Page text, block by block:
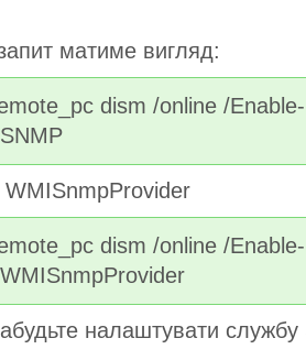
матиме вигляд:
dism /online /
WMISnmpProvider
dism /online /
налаштувати